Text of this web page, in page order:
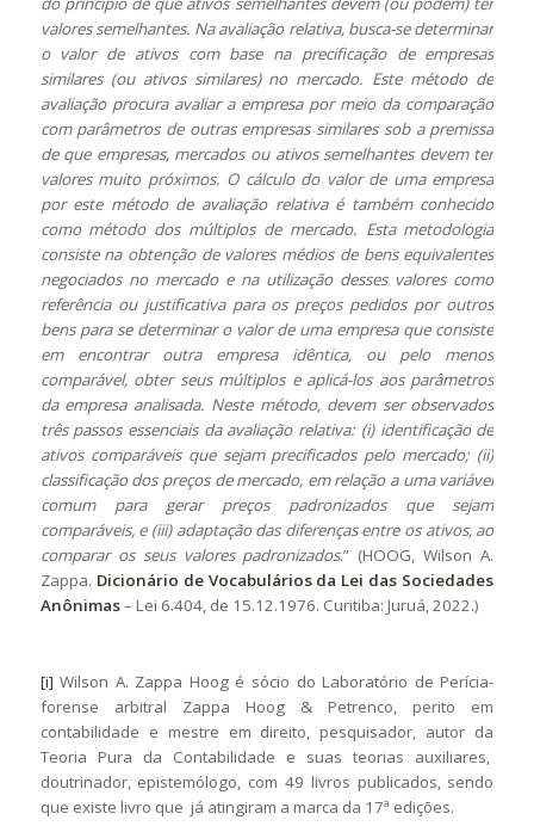
valores semelhantes. Na avaliação relativa, busca-se determinar
o valor de ativos com base na precificação de empresas
similares (ou ativos similares) no mercado. Este método de
avaliação procura avaliar a empresa por meio da comparação
com parâmetros de outras empresas similares sob a premissa
de que empresas, mercados ou ativos semelhantes devem ter
valores muito próximos. O cálculo do valor de uma empresa
por este método de avaliação relativa é também conhecido
como método dos múltiplos de mercado. Esta metodologia
consiste na obtenção de valores médios de bens equivalentes
negociados no mercado e na utilização desses valores como
referência ou justificativa para os preços pedidos por outros
bens para se determinar o valor de uma empresa que consiste
em encontrar outra empresa idêntica, ou pelo menos
comparável, obter seus múltiplos e aplicá-los aos parâmetros
da empresa analisada. Neste método, devem ser observados
três passos essenciais da avaliação relativa: (i) identificação de
ativos comparáveis que sejam precificados pelo mercado; (ii)
classificação dos preços de mercado, em relação a uma variável
comum para gerar preços padronizados que sejam
comparáveis, e (iii) adaptação das diferenças entre os ativos, ao
comparar os seus valores padronizados.” (HOOG, Wilson A.
Zappa. Dicionário de Vocabulários da Lei das Sociedades
Anônimas– Lei 6.404, de 15.12.1976. Curitiba: Juruá, 2022.)
[i] Wilson A. Zappa Hoog é sócio do Laboratório de Perícia-
forense arbitral Zappa Hoog & Petrenco, perito em
contabilidade e mestre em direito, pesquisador, autor da
Teoria Pura da Contabilidade e suas teorias auxiliares,
doutrinador, epistemólogo, com 49 livros publicados, sendo
que existe livro que já atingiram a marca da 17ª edições.